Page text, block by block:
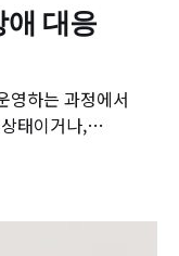
대응
태이거나,
되었습니다. 이에
이슈 대응 가이드를